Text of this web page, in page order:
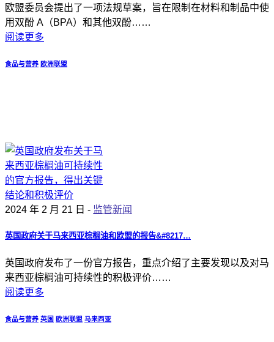
欧盟委员会提出了一项法规草案，旨在限制在材料和制品中使
用双酚 A（BPA）和其他双酚……
阅读更多
食品与营养 欧洲联盟
2024 年 2 月 21 日 - 监管新闻
英国政府关于马来西亚棕榈油和欧盟的报告&#8217…
英国政府发布了一份官方报告，重点介绍了主要发现以及对马
来西亚棕榈油可持续性的积极评价……
阅读更多
食品与营养 英国 欧洲联盟 马来西亚